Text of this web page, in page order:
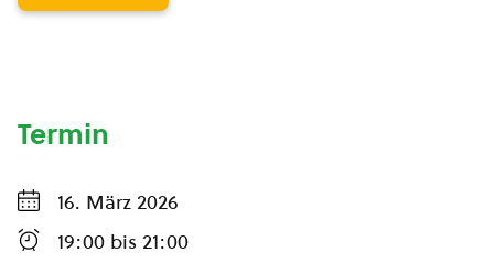
Termin
16. März 2026
19:00 bis 21:00